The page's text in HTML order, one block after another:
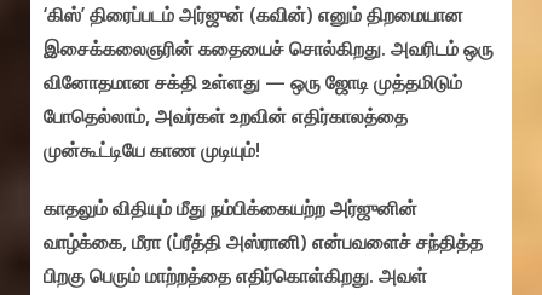
‘கிஸ்’ திரைப்படம் அர்ஜுன் (கவின்) எனும் திறமையான
இசைக்கலைஞரின் கதையைச் சொல்கிறது. அவரிடம் ஒரு
வினோதமான சக்தி உள்ளது — ஒரு ஜோடி முத்தமிடும்
போதெல்லாம், அவர்கள் உறவின் எதிர்காலத்தை
முன்கூட்டியே காண முடியும்!
காதலும் விதியும் மீது நம்பிக்கையற்ற அர்ஜுனின்
வாழ்க்கை, மீரா (ப்ரீத்தி அஸ்ரானி) என்பவளைச் சந்தித்த
பிறகு பெரும் மாற்றத்தை எதிர்கொள்கிறது. அவள்